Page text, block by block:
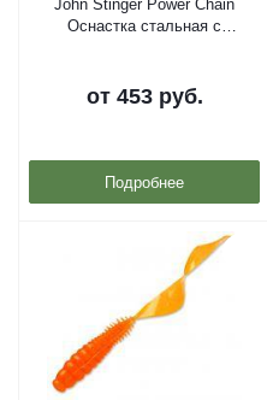
John Stinger Power Chain
Оснастка стальная с
от 453 руб.
Подробнее